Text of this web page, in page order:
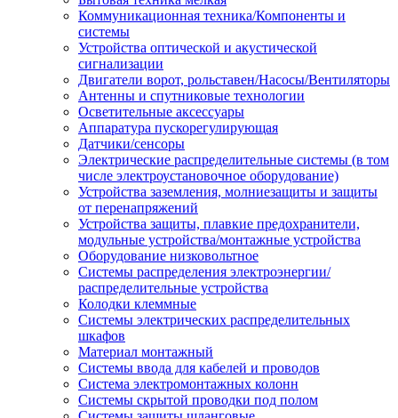
Коммуникационная техника/Компоненты и
системы
Устройства оптической и акустической
сигнализации
Двигатели ворот, рольставен/Насосы/Вентиляторы
Антенны и спутниковые технологии
Осветительные аксессуары
Аппаратура пускорегулирующая
Датчики/сенсоры
Электрические распределительные системы (в том
числе электроустановочное оборудование)
Устройства заземления, молниезащиты и защиты
от перенапряжений
Устройства защиты, плавкие предохранители,
модульные устройства/монтажные устройства
Оборудование низковольтное
Системы распределения электроэнергии/
распределительные устройства
Колодки клеммные
Системы электрических распределительных
шкафов
Материал монтажный
Системы ввода для кабелей и проводов
Система электромонтажных колонн
Системы скрытой проводки под полом